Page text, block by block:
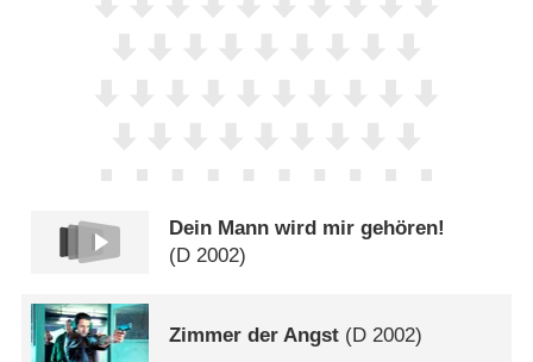
Dein Mann wird mir gehören!
(D 2002)
Zimmer der Angst (D 2002)